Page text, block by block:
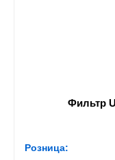
Фильтр
Розница: